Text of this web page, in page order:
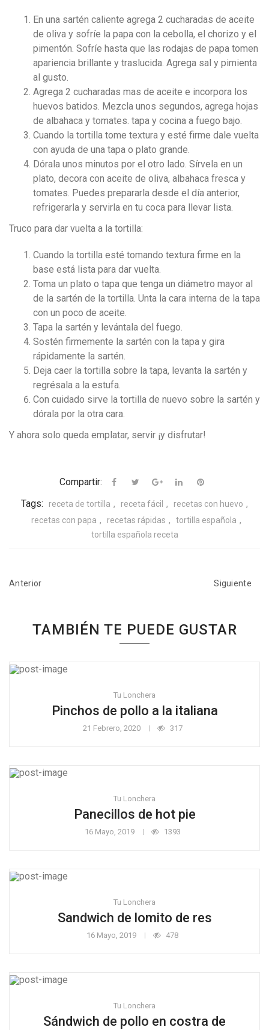
En una sartén caliente agrega 2 cucharadas de aceite
de oliva y sofríe la papa con la cebolla, el chorizo y el
pimentón. Sofríe hasta que las rodajas de papa tomen
apariencia brillante y traslucida. Agrega sal y pimienta
al gusto.
Agrega 2 cucharadas mas de aceite e incorpora los
huevos batidos. Mezcla unos segundos, agrega hojas
de albahaca y tomates. tapa y cocina a fuego bajo.
Cuando la tortilla tome textura y esté firme dale vuelta
con ayuda de una tapa o plato grande.
Dórala unos minutos por el otro lado. Sírvela en un
plato, decora con aceite de oliva, albahaca fresca y
tomates. Puedes prepararla desde el día anterior,
refrigerarla y servirla en tu coca para llevar lista.
Truco para dar vuelta a la tortilla:
Cuando la tortilla esté tomando textura firme en la
base está lista para dar vuelta.
Toma un plato o tapa que tenga un diámetro mayor al
de la sartén de la tortilla. Unta la cara interna de la tapa
con un poco de aceite.
Tapa la sartén y levántala del fuego.
Sostén firmemente la sartén con la tapa y gira
rápidamente la sartén.
Deja caer la tortilla sobre la tapa, levanta la sartén y
regrésala a la estufa.
Con cuidado sirve la tortilla de nuevo sobre la sartén y
dórala por la otra cara.
Y ahora solo queda emplatar, servir ¡y disfrutar!
Compartir:
Tags:
receta de tortilla , receta fácil , recetas con huevo ,
recetas con papa , recetas rápidas , tortilla española ,
tortilla española receta
Anterior Siguiente
TAMBIÉN TE PUEDE GUSTAR
Tu Lonchera
Pinchos de pollo a la italiana
21 Febrero, 2020 317
Tu Lonchera
Panecillos de hot pie
16 Mayo, 2019 1393
Tu Lonchera
Sandwich de lomito de res
16 Mayo, 2019 478
Tu Lonchera
Sándwich de pollo en costra de